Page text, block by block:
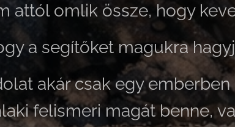
attól omlik össze, hogy
a segítőket magukra
akár csak egy
felismeri magát benne,